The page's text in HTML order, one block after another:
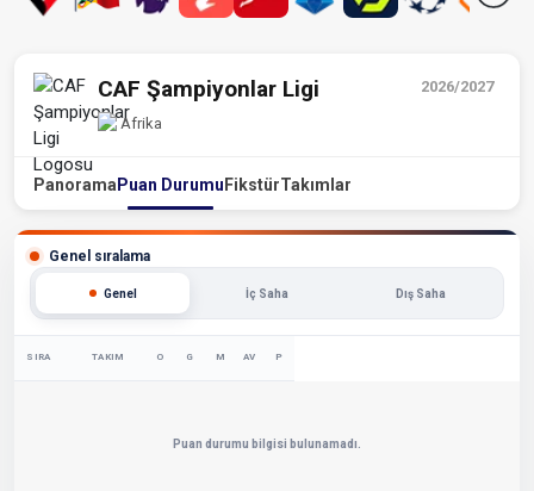
2026/2027
CAF Şampiyonlar Ligi
Afrika
Panorama Puan Durumu FikstürTakımlar
Genel sıralama
Genel İç Saha Dış Saha
SIRA TAKIM O G M AV P
Puan durumu bilgisi bulunamadı.